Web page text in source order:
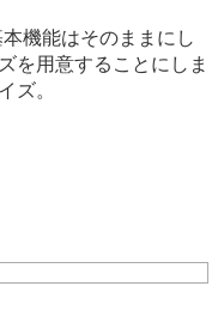
機能はそのままにし
を用意することにしま
ズ。